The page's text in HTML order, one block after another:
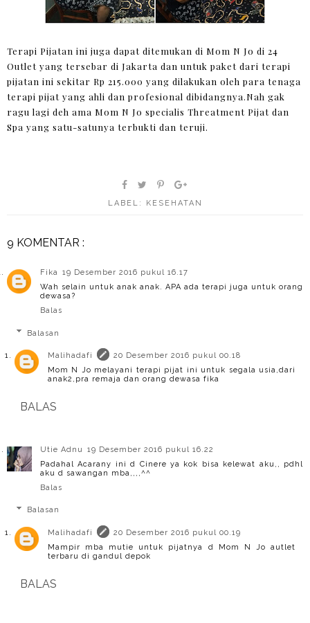
Terapi Pijatan ini juga dapat ditemukan di Mom N Jo di 24
Outlet yang tersebar di Jakarta dan untuk paket dari terapi
pijatan ini sekitar Rp 215.000 yang dilakukan oleh para tenaga
terapi pijat yang ahli dan profesional dibidangnya.Nah gak
ragu lagi deh ama Mom N Jo specialis Threatment Pijat dan
Spa yang satu-satunya terbukti dan teruji.
LABEL: KESEHATAN
9 KOMENTAR :
Fika 19 Desember 2016 pukul 16.17
Wah selain untuk anak anak. APA ada terapi juga untuk orang
dewasa?
Balas
Balasan
Malihadafi
20 Desember 2016 pukul 00.18
Mom N Jo melayani terapi pijat ini untuk segala usia,dari
anak2,pra remaja dan orang dewasa fika
BALAS
Utie Adnu
19 Desember 2016 pukul 16.22
Padahal Acarany ini d Cinere ya kok bisa kelewat aku,, pdhl
aku d sawangan mba,,,,^^
Balas
Balasan
Malihadafi
20 Desember 2016 pukul 00.19
Mampir mba mutie untuk pijatnya d Mom N Jo autlet
terbaru di gandul depok
BALAS